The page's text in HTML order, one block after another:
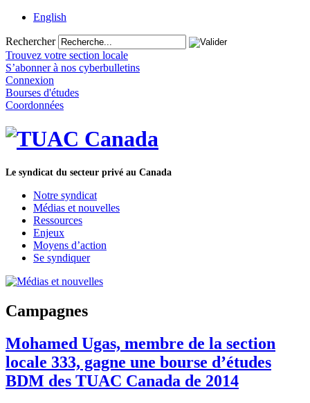
English
Rechercher
Trouvez votre section locale
S’abonner à nos cyberbulletins
Connexion
Bourses d'études
Coordonnées
Le syndicat du secteur privé au Canada
Notre syndicat
Médias et nouvelles
Ressources
Enjeux
Moyens d’action
Se syndiquer
Campagnes
Mohamed Ugas, membre de la section
locale 333, gagne une bourse d’études
BDM des TUAC Canada de 2014